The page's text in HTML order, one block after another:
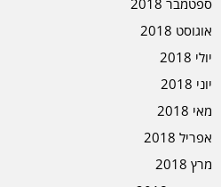
ספטמבר 2018
אוגוסט 2018
יולי 2018
יוני 2018
מאי 2018
אפריל 2018
מרץ 2018